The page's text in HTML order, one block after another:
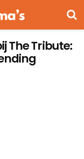
The Tribute: